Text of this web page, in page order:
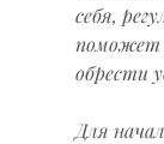
себя,
поможет
обрести
Для